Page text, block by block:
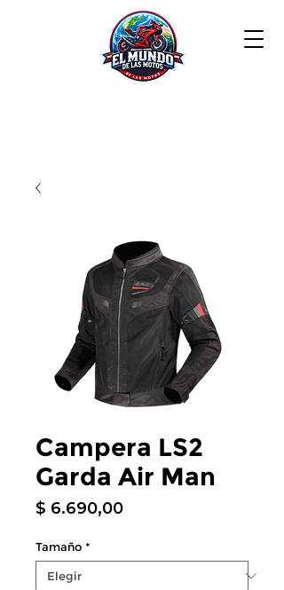
Campera LS2
Garda Air Man
$ 6.690,00Precio
Tamaño *